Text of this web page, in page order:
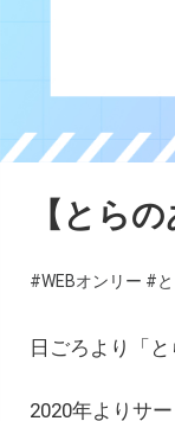
【とら
#WEBオンリー #
日ごろより「
2020年よりサ